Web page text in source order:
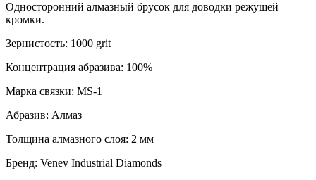
Односторонний алмазный брусок для доводки режущей
кромки.
Зернистость: 1000 grit
Концентрация абразива: 100%
Марка связки: MS-1
Абразив: Алмаз
Толщина алмазного слоя: 2 мм
Бренд: Venev Industrial Diamonds